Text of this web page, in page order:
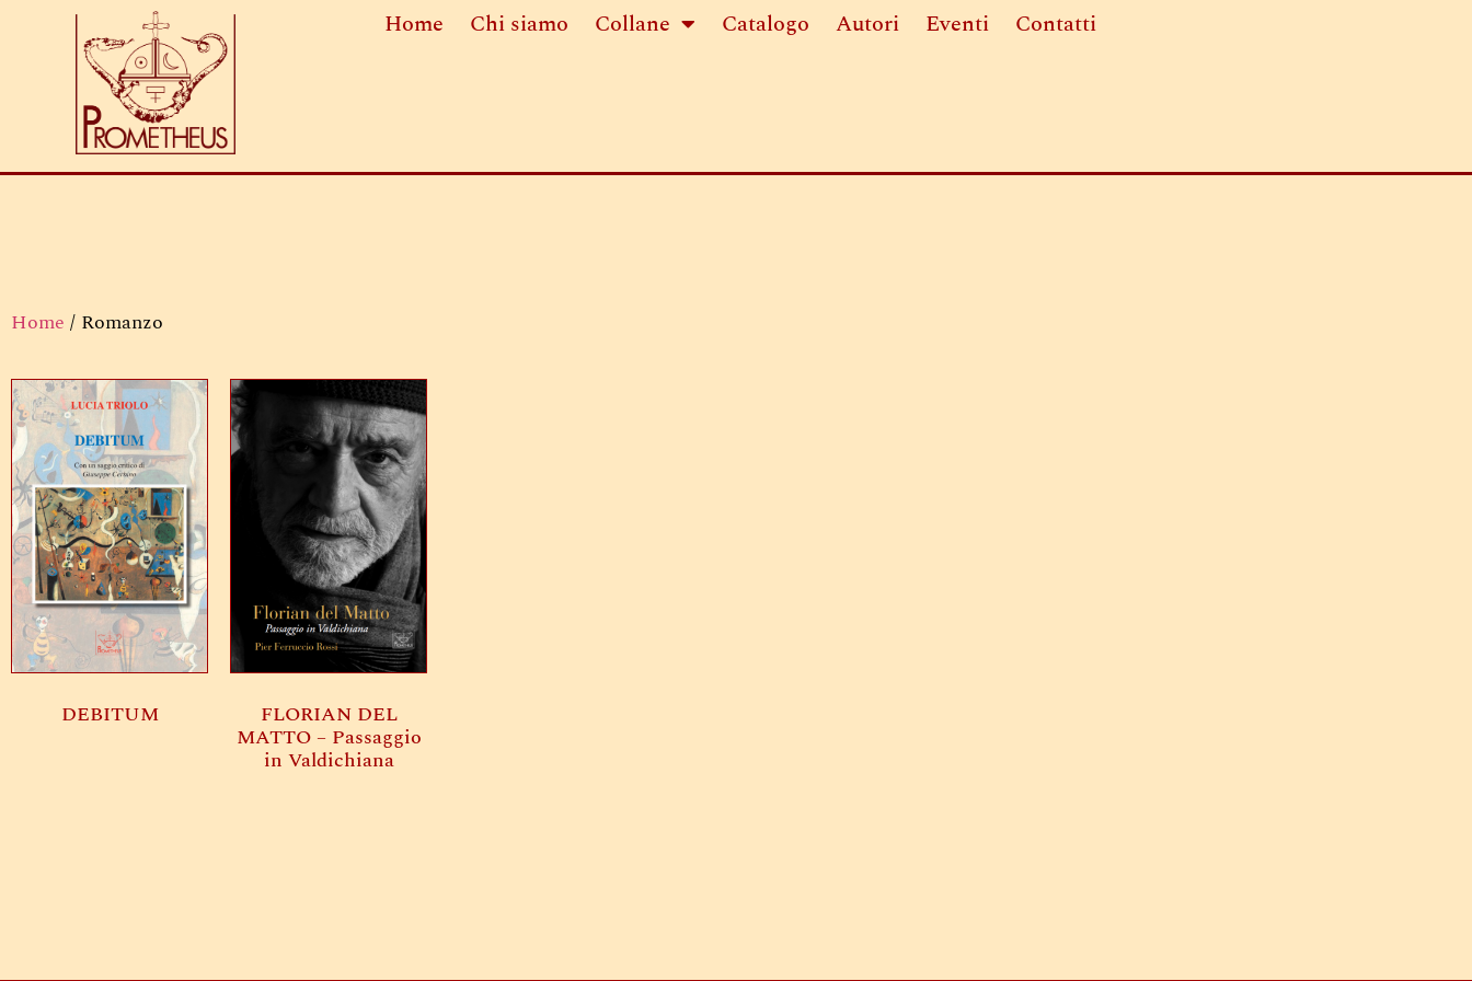
Home Chi siamo Collane Catalogo Autori Eventi Contatti
Home / Romanzo
DEBITUM
FLORIAN DEL
MATTO – Passaggio
in Valdichiana